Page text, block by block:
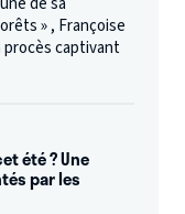
» , Françoise
procès captivant
été ? Une
par les